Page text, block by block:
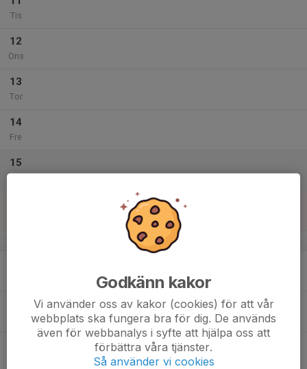
Tis
12
Ons
13
Tor
14
Fre
15
v.34
Godkänn kakor
Vi använder oss av kakor (cookies) för att vår
webbplats ska fungera bra för dig. De används
även för webbanalys i syfte att hjälpa oss att
förbättra våra tjänster.
Så använder vi cookies